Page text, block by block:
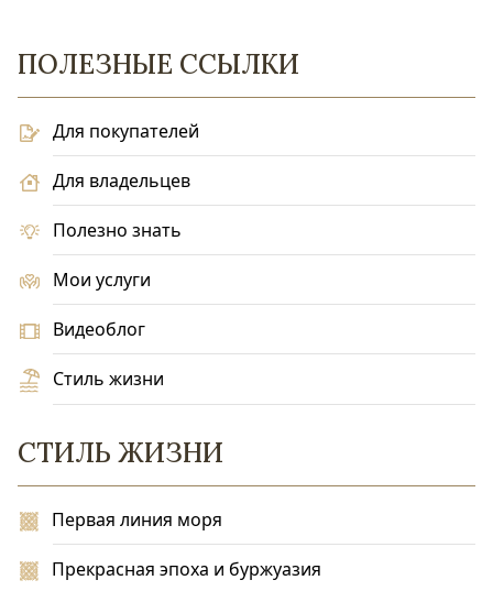
ПОЛЕЗНЫЕ ССЫЛКИ
Для покупателей
Для владельцев
Полезно знать
Мои услуги
Видеоблог
Стиль жизни
СТИЛЬ ЖИЗНИ
Первая линия моря
Прекрасная эпоха и буржуазия